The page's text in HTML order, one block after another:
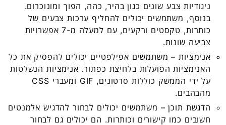
ניגודיות צבע שונים כגון בהיר, כהה, הפוך ומונוכרום.
בנוסף, משתמשים יכולים להחליף ערכות צבעים של
כותרות, טקסטים ורקעים, עם למעלה מ-7 אפשרויות
צביעה שונות.
אנימציות – משתמשים אפילפטיים יכולים להפסיק את כל
האנימציות הפועלות בלחיצת כפתור. אנימציות הנשלטות
על ידי הממשק כוללות סרטונים, GIF ומעברי CSS
מהבהבים.
הדגשת תוכן – משתמשים יכולים לבחור להדגיש אלמנטים
חשובים כמו קישורים וכותרות. הם יכולים גם לבחור